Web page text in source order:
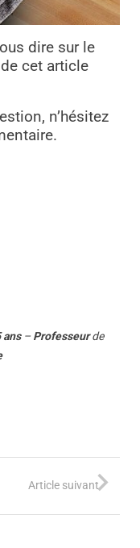
dire sur le
cet article
n’hésitez
ans–Professeurde
Article suivant